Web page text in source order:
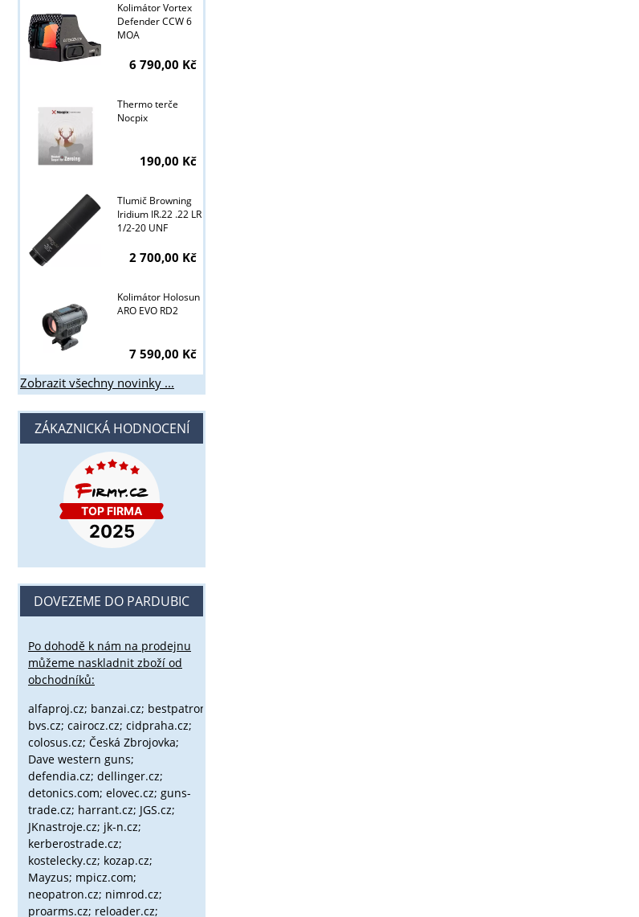
Kolimátor Vortex
Defender CCW 6
MOA
6 790,00 Kč
Thermo terče
Nocpix
190,00 Kč
Tlumič Browning
Iridium IR.22 .22 LR
1/2-20 UNF
2 700,00 Kč
Kolimátor Holosun
ARO EVO RD2
7 590,00 Kč
Zobrazit všechny novinky ...
ZÁKAZNICKÁ HODNOCENÍ
DOVEZEME DO PARDUBIC
Po dohodě k nám na prodejnu
můžeme naskladnit zboží od
obchodníků:
alfaproj.cz; banzai.cz; bestpatron.eu;
bvs.cz; cairocz.cz; cidpraha.cz;
colosus.cz; Česká Zbrojovka;
Dave western guns;
defendia.cz; dellinger.cz;
detonics.com; elovec.cz; guns-
trade.cz; harrant.cz; JGS.cz;
JKnastroje.cz; jk-n.cz;
kerberostrade.cz;
kostelecky.cz; kozap.cz;
Mayzus; mpicz.com;
neopatron.cz; nimrod.cz;
proarms.cz; reloader.cz;